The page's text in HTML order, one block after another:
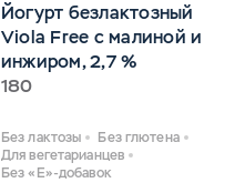
Йогурт безлактозный
Viola Free с малиной и
инжиром, 2,7 %
180
Без лактозы
Без глютена
Для вегетарианцев
Без «Е»-добавок